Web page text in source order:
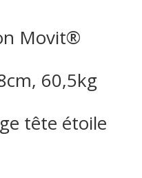
Movit®
60,5kg
tête étoile